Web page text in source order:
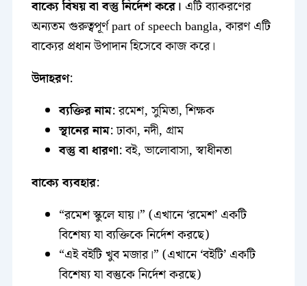
বাক্যে বিষয় বা বস্তু নির্দেশ করে। এটি ব্যাকরণের
অন্যতম গুরুত্বপূর্ণ part of speech bangla, কারণ এটি
বাক্যের প্রধান উপাদান হিসেবে কাজ করে।
উদাহরণ:
ব্যক্তির নাম: রমেশ, সুমিতা, শিক্ষক
স্থানের নাম: ঢাকা, নদী, গ্রাম
বস্তু বা ধারণা: বই, ভালোবাসা, স্বাধীনতা
বাক্যে ব্যবহার:
“রমেশ স্কুলে যায়।” (এখানে ‘রমেশ’ একটি
বিশেষ্য যা ব্যক্তিকে নির্দেশ করছে)
“এই বইটি খুব মজার।” (এখানে ‘বইটি’ একটি
বিশেষ্য যা বস্তুকে নির্দেশ করছে)